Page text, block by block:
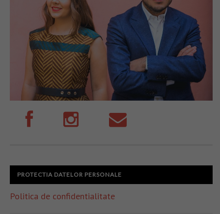
PROTECTIA DATELOR PERSONALE
Politica de confidentialitate